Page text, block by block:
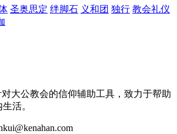
圣奥思定 绊脚石 义和团 独行 教会礼仪
大公教会的信仰辅助工具，致力于帮助
活。